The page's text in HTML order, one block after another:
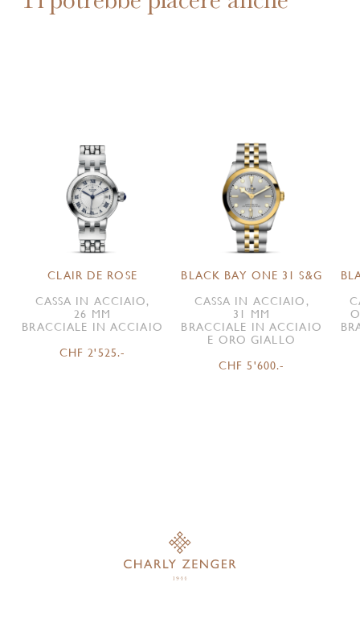
CLAIR DE ROSE
CASSA IN ACCIAIO,
26 MM
BRACCIALE IN ACCIAIO
CHF 2'525.-
BLACK BAY ONE 31 S&G
CASSA IN ACCIAIO,
31 MM
BRACCIALE IN ACCIAIO
E ORO GIALLO
CHF 5'600.-